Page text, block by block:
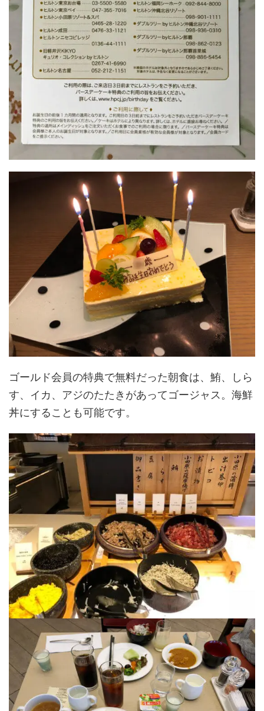
ゴールド会員の特典で無料だった朝食は、鮪、しら
す、イカ、アジのたたきがあってゴージャス。海鮮
丼にすることも可能です。